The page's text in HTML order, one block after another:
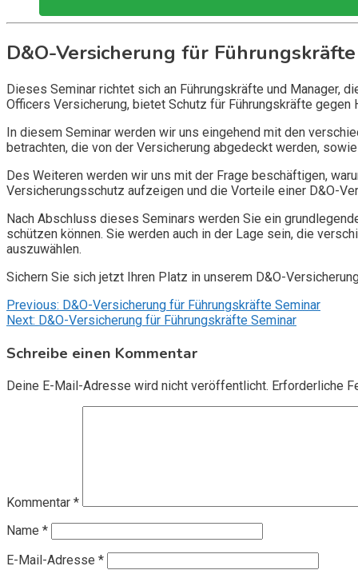
D&O-Versicherung für
Dieses Seminar richtet sich an Führungskräfte und Manager,
Officers Versicherung, bietet Schutz für Führungskräfte
In diesem Seminar werden wir uns eingehend mit den
betrachten, die von der Versicherung abgedeckt werden,
Des Weiteren werden wir uns mit der Frage beschäftigen,
Versicherungsschutz aufzeigen und die Vorteile einer D&O-
Nach Abschluss dieses Seminars werden Sie ein
schützen können. Sie werden auch in der Lage sein, die
auszuwählen.
Sichern Sie sich jetzt Ihren Platz in unserem D&O-
Beitragsnavigation
Previous: D&O-Versicherung für Führungskräfte Seminar
Next: D&O-Versicherung für Führungskräfte Seminar
Schreibe einen Kommentar
Deine E-Mail-Adresse wird nicht veröffentlicht. Erforderliche
Kommentar *
Name *
E-Mail-Adresse *